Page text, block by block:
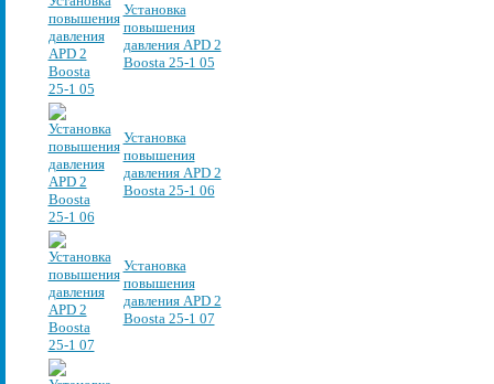
Установка
повышения
давления APD 2
Boosta 25-1 05
Установка
повышения
давления APD 2
Boosta 25-1 06
Установка
повышения
давления APD 2
Boosta 25-1 07